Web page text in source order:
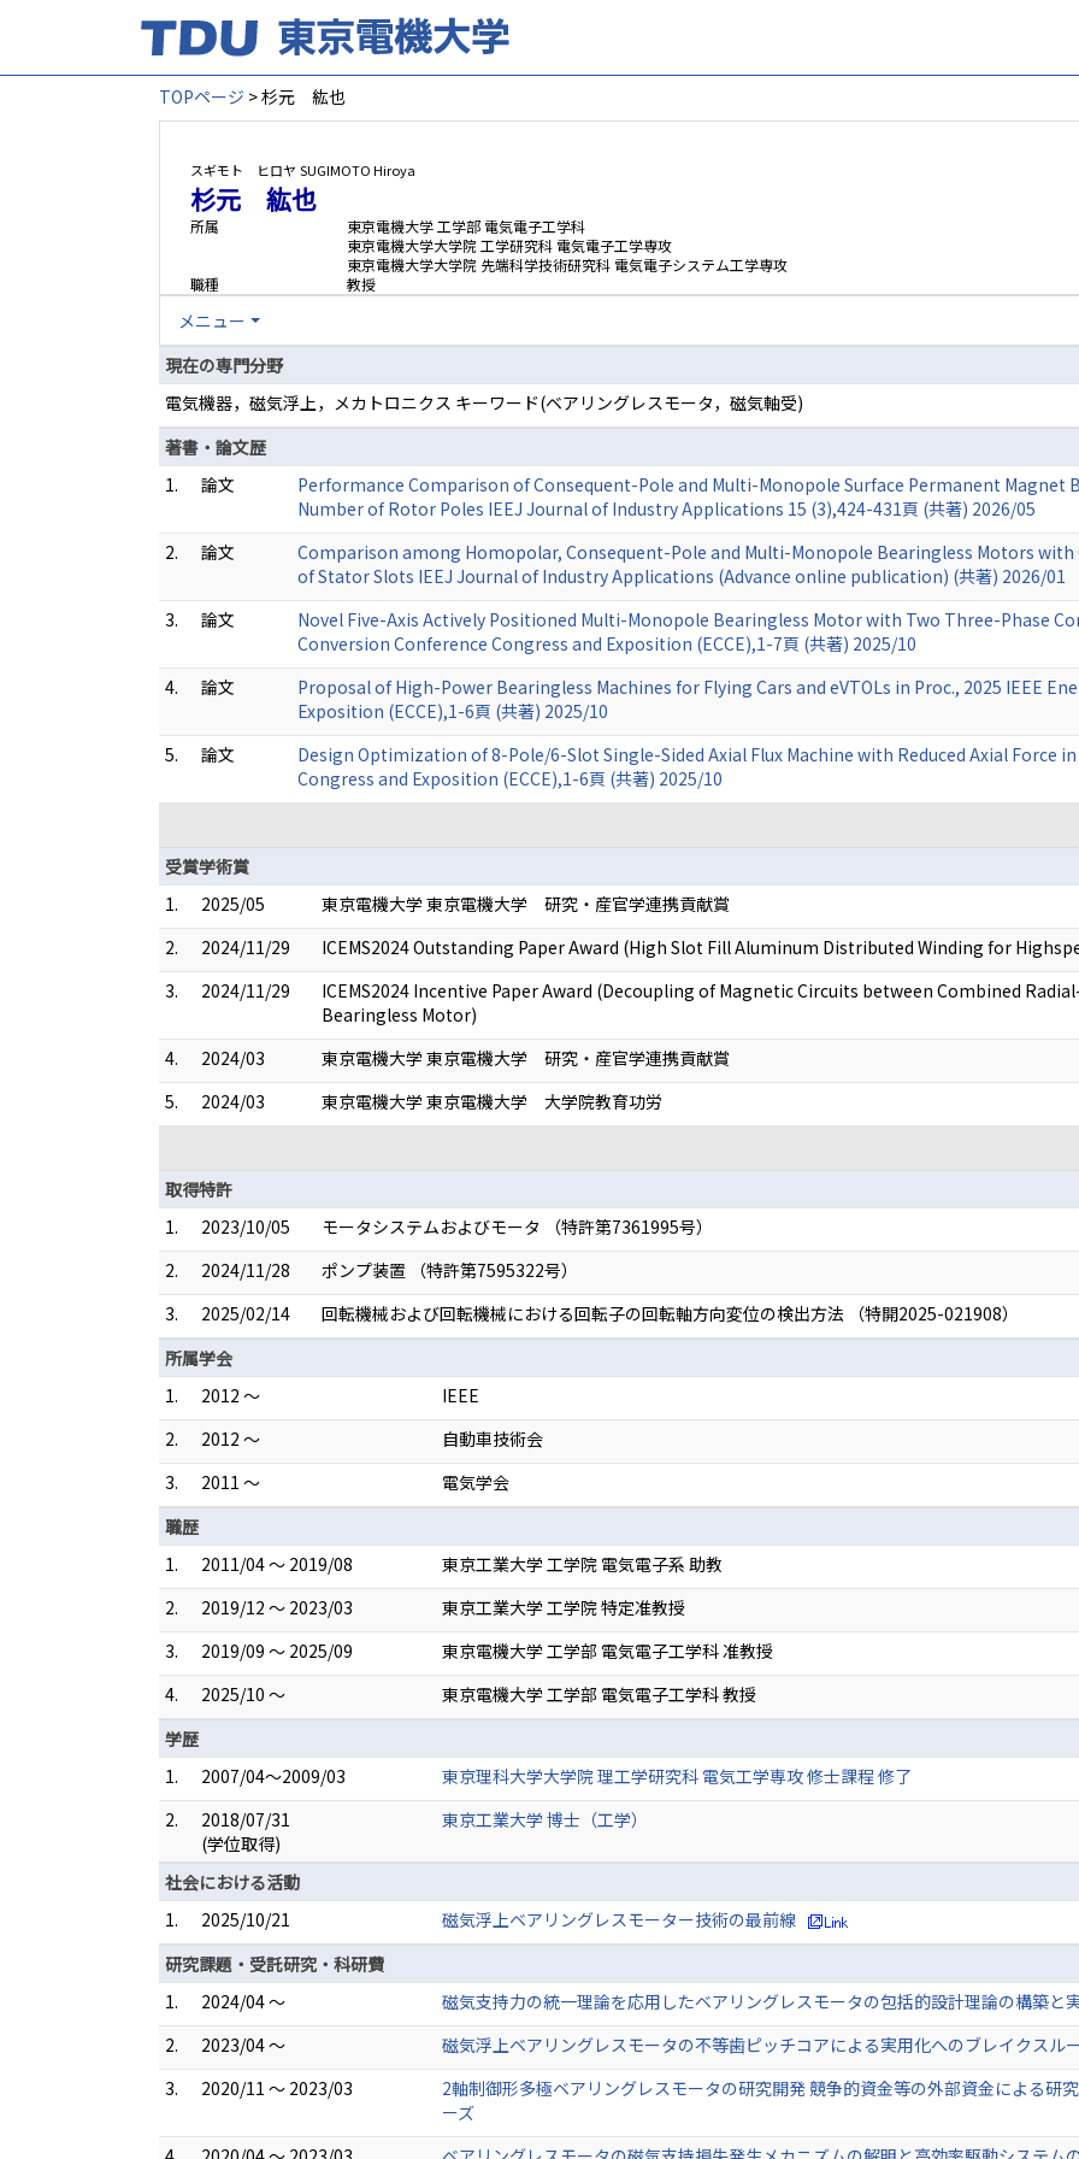
TOPページ > 杉元 紘也
スギモト ヒロヤ SUGIMOTO Hiroya
杉元 紘也
所属
東京電機大学 工学部 電気電子工学科
東京電機大学大学院 工学研究科 電気電子工学専攻
東京電機大学大学院 先端科学技術研究科 電気電子システム工学専攻
職種
教授
メニュー
現在の専門分野
電気機器，磁気浮上，メカトロニクス キーワード(ベアリングレスモータ，磁気軸受)
著書・論文歴
1.
論文
Performance Comparison of Consequent-Pole and Multi-Monopole Surface Permanent Magnet
Number of Rotor Poles IEEJ Journal of Industry Applications 15 (3),424-431頁 (共著) 2026/05
2.
論文
Comparison among Homopolar, Consequent-Pole and Multi-Monopole Bearingless Motors
of Stator Slots IEEJ Journal of Industry Applications (Advance online publication) (共著) 2026/01
3.
論文
Novel Five-Axis Actively Positioned Multi-Monopole Bearingless Motor with Two Three-Phase
Conversion Conference Congress and Exposition (ECCE),1-7頁 (共著) 2025/10
4.
論文
Proposal of High-Power Bearingless Machines for Flying Cars and eVTOLs in Proc., 2025 IEEE
Exposition (ECCE),1-6頁 (共著) 2025/10
5.
論文
Design Optimization of 8-Pole/6-Slot Single-Sided Axial Flux Machine with Reduced Axial Force
Congress and Exposition (ECCE),1-6頁 (共著) 2025/10
受賞学術賞
1.
2025/05
東京電機大学 東京電機大学 研究・産官学連携貢献賞
2.
2024/11/29
ICEMS2024 Outstanding Paper Award (High Slot Fill Aluminum Distributed Winding for
3.
2024/11/29
ICEMS2024 Incentive Paper Award (Decoupling of Magnetic Circuits between Combined
Bearingless Motor)
4.
2024/03
東京電機大学 東京電機大学 研究・産官学連携貢献賞
5.
2024/03
東京電機大学 東京電機大学 大学院教育功労
取得特許
1.
2023/10/05
モータシステムおよびモータ （特許第7361995号）
2.
2024/11/28
ポンプ装置 （特許第7595322号）
3.
2025/02/14
回転機械および回転機械における回転子の回転軸方向変位の検出方法 （特開2025-021908）
所属学会
1.
2012 ～
IEEE
2.
2012 ～
自動車技術会
3.
2011 ～
電気学会
職歴
1.
2011/04 ～ 2019/08
東京工業大学 工学院 電気電子系 助教
2.
2019/12 ～ 2023/03
東京工業大学 工学院 特定准教授
3.
2019/09 ～ 2025/09
東京電機大学 工学部 電気電子工学科 准教授
4.
2025/10 ～
東京電機大学 工学部 電気電子工学科 教授
学歴
1.
2007/04～2009/03
東京理科大学大学院 理工学研究科 電気工学専攻 修士課程 修了
2.
2018/07/31
(学位取得)
東京工業大学 博士（工学）
社会における活動
1.
2025/10/21
磁気浮上ベアリングレスモーター技術の最前線
研究課題・受託研究・科研費
1.
2024/04 ～
磁気支持力の統一理論を応用したベアリングレスモータの包括的設計理論の構築と
2.
2023/04 ～
磁気浮上ベアリングレスモータの不等歯ピッチコアによる実用化へのブレイクスル
3.
2020/11 ～ 2023/03
2軸制御形多極ベアリングレスモータの研究開発 競争的資金等の外部資金による研
ーズ